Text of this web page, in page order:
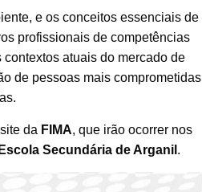
e os conceitos essenciais de
profissionais de competências
atuais do mercado de
de pessoas mais comprometidas
da FIMA, que irão ocorrer nos
Secundária de Arganil .